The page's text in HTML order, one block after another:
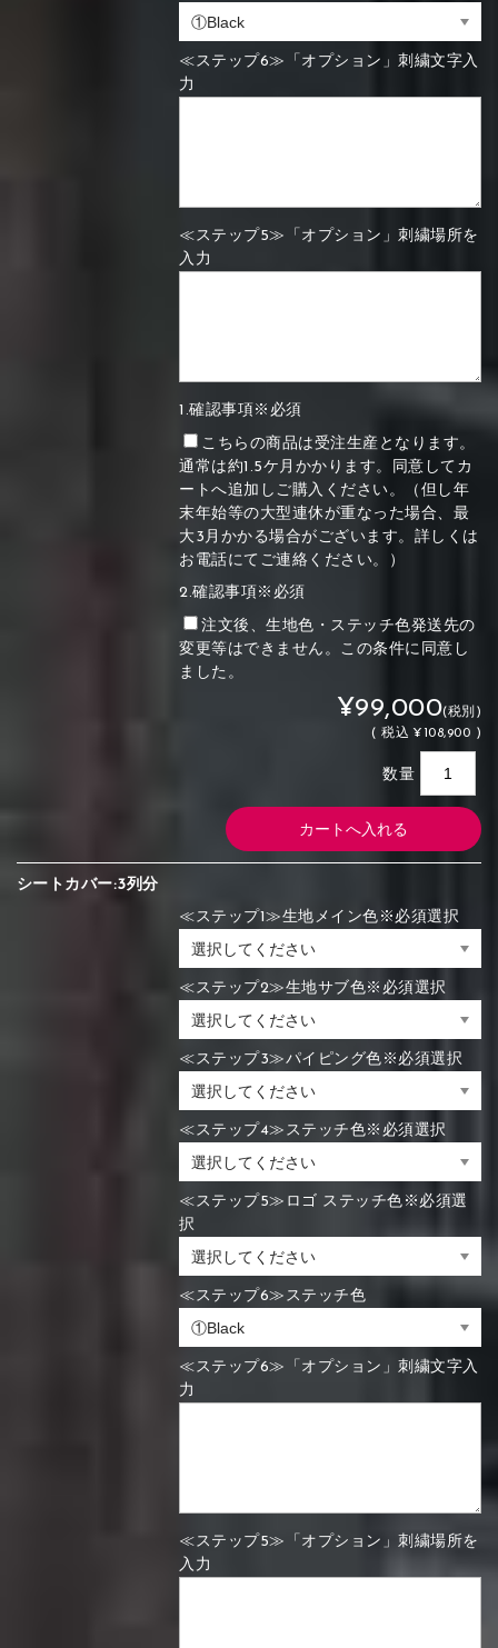
≪ステップ6≫「オプション」刺繍文字入
力
≪ステップ5≫「オプション」刺繍場所を
入力
1.確認事項※必須
こちらの商品は受注生産となります。
通常は約1.5ケ月かかります。同意してカ
ートへ追加しご購入ください。（但し年
末年始等の大型連休が重なった場合、最
大3月かかる場合がございます。詳しくは
お電話にてご連絡ください。）
2.確認事項※必須
注文後、生地色・ステッチ色発送先の
変更等はできません。この条件に同意し
ました。
¥99,000(税別)
(税込 ¥108,900 )
数量
シートカバー:3列分
≪ステップ1≫生地メイン色※必須選択
≪ステップ2≫生地サブ色※必須選択
≪ステップ3≫パイピング色※必須選択
≪ステップ4≫ステッチ色※必須選択
≪ステップ5≫ロゴ ステッチ色※必須選
択
≪ステップ6≫ステッチ色
≪ステップ6≫「オプション」刺繍文字入
力
≪ステップ5≫「オプション」刺繍場所を
入力